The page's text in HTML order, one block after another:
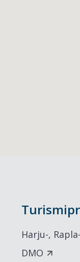
Harju-,
DMO